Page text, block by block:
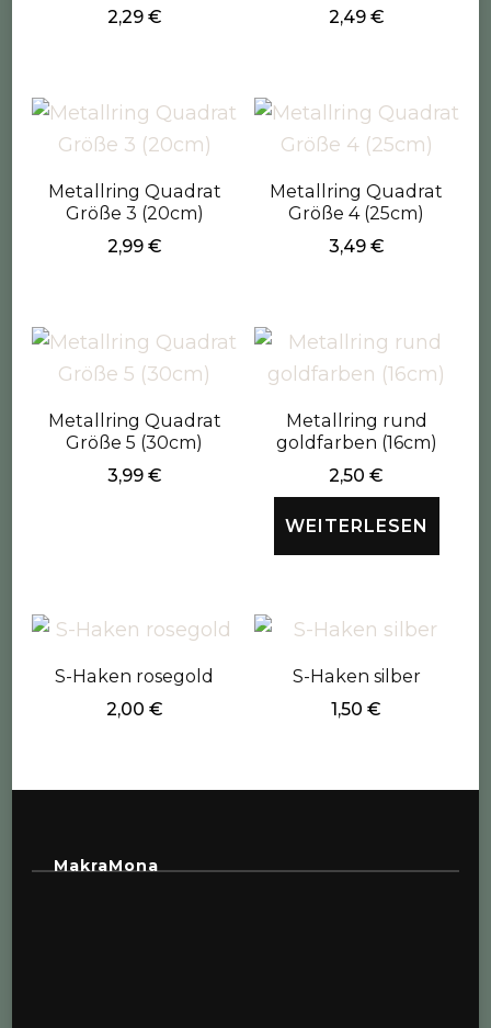
2,29 €
2,49 €
Metallring Quadrat
Größe 3 (20cm)
2,99 €
Metallring Quadrat
Größe 4 (25cm)
3,49 €
Metallring Quadrat
Größe 5 (30cm)
3,99 €
Metallring rund
goldfarben (16cm)
2,50€
WEITERLESEN
S-Haken rosegold
2,00 €
S-Haken silber
1,50€
MakraMona